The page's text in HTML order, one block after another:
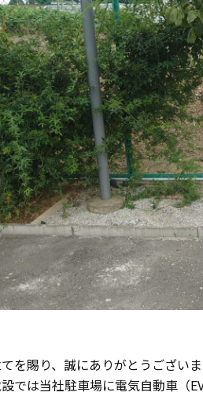
を賜り、誠にありがとうございま
では当社駐車場に電気自動車（